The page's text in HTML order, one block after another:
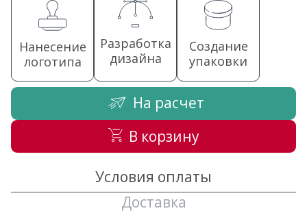
Нанесение
логотипа
Разработка
дизайна
Создание
упаковки
На расчет
В корзину
Условия оплаты
Доставка